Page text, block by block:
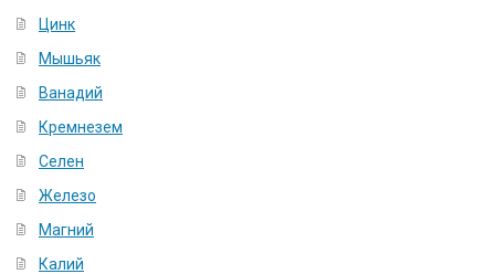
Цинк
Мышьяк
Ванадий
Кремнезем
Селен
Железо
Магний
Калий